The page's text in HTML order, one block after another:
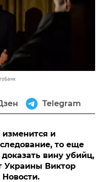
Telegram
изменится и
то еще
вину убийц,
Украины Виктор